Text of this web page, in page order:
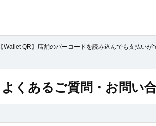
【Wallet QR】店舗のバーコードを読み込んでも支払いが
よくあるご質問・お問い